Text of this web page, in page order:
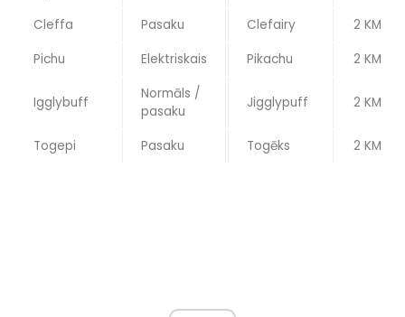
Cleffa
Pasaku Clefairy
2 KM
Pichu
Elektriskais Pikachu 2 KM
Igglybuff
Normāls /
pasaku
Jigglypuff 2 KM
Togepi Pasaku Togēks 2 KM